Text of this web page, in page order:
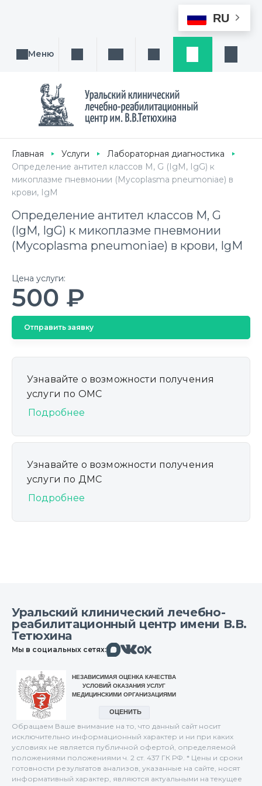
RU
Меню Поиск услуги, направления или врача
Написать намЗаказ звонка
Главная Услуги
Лабораторная диагностика
Определение антител классов M, G (IgM, IgG) к
микоплазме пневмонии (Mycoplasma pneumoniae) в
крови, IgМ
Определение антител классов M, G
(IgM, IgG) к микоплазме пневмонии
(Mycoplasma pneumoniae) в крови, IgМ
Цена услуги:
500 ₽
Отправить заявку
Узнавайте о возможности получения
услуги по ОМС
Подробнее
Узнавайте о возможности получения
услуги по ДМС
Подробнее
Уральский клинический лечебно-
реабилитационный центр имени В.В.
Тетюхина
Мы в социальных сетях:МаксВконтактеОдноклассники
Обращаем Ваше внимание на то, что данный сайт носит
исключительно информационный характер и ни при каких
условиях не является публичной офертой, определяемой
положениями положениями ч. 2 ст. 437 ГК РФ. * Цены и сроки
готовности результатов анализов, указанные на сайте, носят
информативный характер, являются актуальными на текущее